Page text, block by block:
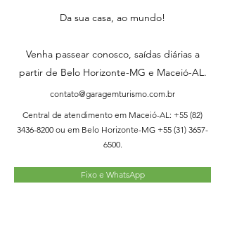
Da sua casa, ao mundo!
Venha passear conosco, saídas diárias a
partir de Belo Horizonte-MG e Maceió-AL.
contato@garagemturismo.com.br
Central de atendimento em Maceió-AL: +55 (82)
3436-8200 ou em Belo Horizonte-MG +55 (31) 3657-
6500.
Fixo e WhatsApp